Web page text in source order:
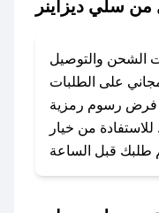
بسهولة على
لإضافته
بسرعة.
### كيفية استخدام كود خصم سلي ديزاينر؟
1. انسخ كود الخصم من تطبيق صحصح.
2. الصقه في خانة الدفع عند التسوق من سلي
سلي ديزاينر
الشحن والتوصيل
على الطلبات
فرض رسوم رمزية
من خيار